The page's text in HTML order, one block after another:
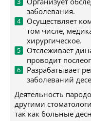
заболевания.
Осуществляет
том числе,
хирургическое.
Отслеживает
проводит
Разрабатывает
заболеваний
Деятельность
другими
так как больные